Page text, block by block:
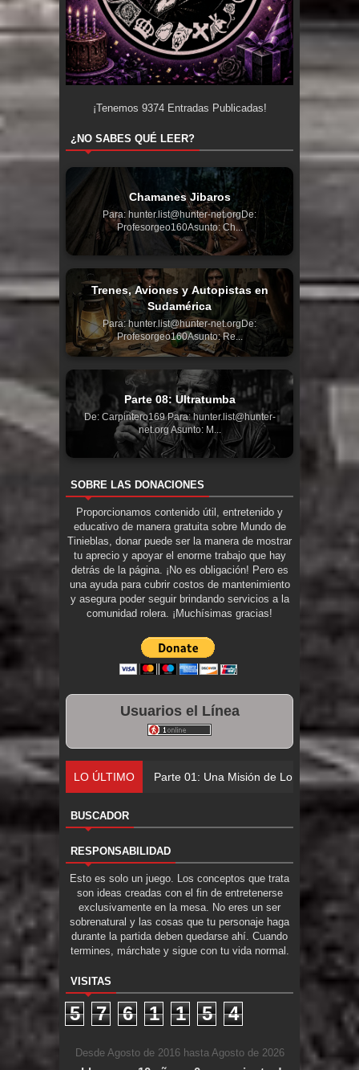
¡Tenemos 9374Entradas Publicadas!
¿NO SABES QUÉ LEER?
Chamanes Jibaros
Para: hunter.list@hunter-net.orgDe:
Profesorgeo160Asunto: Ch...
Trenes, Aviones y Autopistas en
Sudamérica
Para: hunter.list@hunter-net.orgDe:
Profesorgeo160Asunto: Re...
Parte 08: Ultratumba
De: Carpintero169 Para: hunter.list@hunter-
net.org Asunto: M...
SOBRE LAS DONACIONES
Proporcionamos contenido útil, entretenido y
educativo de manera gratuita sobre Mundo de
Tinieblas, donar puede ser la manera de mostrar
tu aprecio y apoyar el enorme trabajo que hay
detrás de la página. ¡No es obligación! Pero es
una ayuda para cubrir costos de mantenimiento
y asegura poder seguir brindando servicios a la
comunidad rolera. ¡Muchísimas gracias!
Usuarios el Línea
LO ÚLTIMO Parte 01: Una Misión de Locos
BUSCADOR
RESPONSABILIDAD
Esto es solo un juego. Los conceptos que trata
son ideas creadas con el fin de entretenerse
exclusivamente en la mesa. No eres un ser
sobrenatural y las cosas que tu personaje haga
durante la partida deben quedarse ahí. Cuando
termines, márchate y sigue con tu vida normal.
VISITAS
5 7 6 1 1 5 4
Desde Agosto de 2016 hasta Agosto de 2026